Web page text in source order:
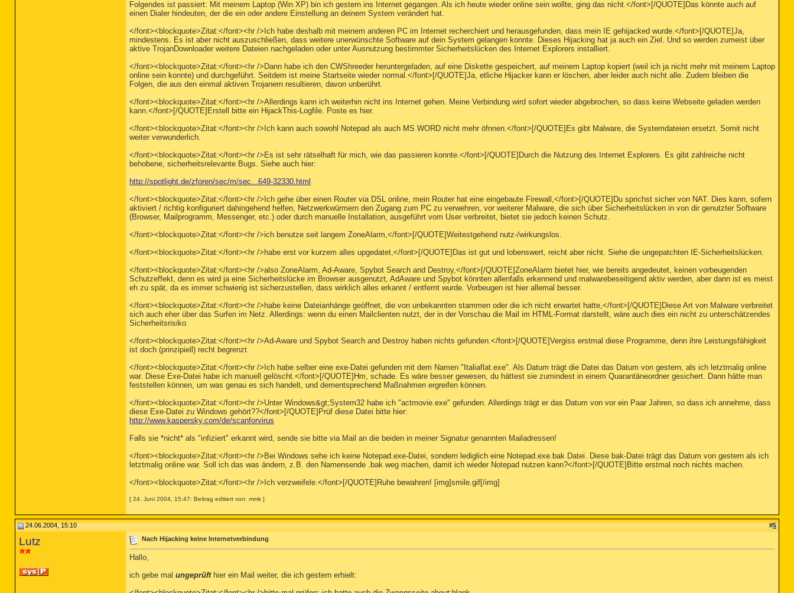
Folgendes ist passiert: Mit meinem Laptop (Win XP) bin ich gestern ins Internet gegangen. Als ich heute wieder online sein wollte, ging das nicht.</font>[/QUOTE]Das könnte auch auf
einen Dialer hindeuten, der die ein oder andere Einstellung an deinem System verändert hat.
</font><blockquote>Zitat:</font><hr />Ich habe deshalb mit meinem anderen PC im Internet recherchiert und herausgefunden, dass mein IE gehijacked wurde.</font>[/QUOTE]Ja,
mindestens. Es ist aber nicht auszuschließen, dass weitere unerwünschte Software auf dein System gelangen konnte. Dieses Hijacking hat ja auch ein Ziel. Und so werden zumeist über
aktive TrojanDownloader weitere Dateien nachgeladen oder unter Ausnutzung bestimmter Sicherheitslücken des Internet Explorers installiert.
</font><blockquote>Zitat:</font><hr />Dann habe ich den CWShreeder heruntergeladen, auf eine Diskette gespeichert, auf meinem Laptop kopiert (weil ich ja nicht mehr mit meinem Laptop
online sein konnte) und durchgeführt. Seitdem ist meine Startseite wieder normal.</font>[/QUOTE]Ja, etliche Hijacker kann er löschen, aber leider auch nicht alle. Zudem bleiben die
Folgen, die aus den einmal aktiven Trojanern resultieren, davon unberührt.
</font><blockquote>Zitat:</font><hr />Allerdings kann ich weiterhin nicht ins Internet gehen. Meine Verbindung wird sofort wieder abgebrochen, so dass keine Webseite geladen werden
kann.</font>[/QUOTE]Erstell bitte ein HijackThis-Logfile. Poste es hier.
</font><blockquote>Zitat:</font><hr />Ich kann auch sowohl Notepad als auch MS WORD nicht mehr öfnnen.</font>[/QUOTE]Es gibt Malware, die Systemdateien ersetzt. Somit nicht
weiter verwunderlich.
</font><blockquote>Zitat:</font><hr />Es ist sehr rätselhaft für mich, wie das passieren konnte.</font>[/QUOTE]Durch die Nutzung des Internet Explorers. Es gibt zahlreiche nicht
behobene, sicherheitsrelevante Bugs. Siehe auch hier:
http://spotlight.de/zforen/sec/m/sec...649-32330.html
</font><blockquote>Zitat:</font><hr />Ich gehe über einen Router via DSL online, mein Router hat eine eingebaute Firewall,</font>[/QUOTE]Du sprichst sicher von NAT. Dies kann, sofern
aktiviert / richtig konfiguriert dahingehend helfen, Netzwerkwürmern den Zugang zum PC zu verwehren, vor weiterer Malware, die sich über Sicherheitslücken in von dir genutzter Software
(Browser, Mailprogramm, Messenger, etc.) oder durch manuelle Installation, ausgeführt vom User verbreitet, bietet sie jedoch keinen Schutz.
</font><blockquote>Zitat:</font><hr />ich benutze seit langem ZoneAlarm,</font>[/QUOTE]Weitestgehend nutz-/wirkungslos.
</font><blockquote>Zitat:</font><hr />habe erst vor kurzem alles upgedatet,</font>[/QUOTE]Das ist gut und lobenswert, reicht aber nicht. Siehe die ungepatchten IE-Sicherheitslücken.
</font><blockquote>Zitat:</font><hr />also ZoneAlarm, Ad-Aware, Spybot Search and Destroy,</font>[/QUOTE]ZoneAlarm bietet hier, wie bereits angedeutet, keinen vorbeugenden
Schutzeffekt, denn es wird ja eine Sicherheitslücke im Browser ausgenutzt, AdAware und Spybot könnten allenfalls erkennend und malwarebeseitigend aktiv werden, aber dann ist es meist
eh zu spät, da es immer schwierig ist sicherzustellen, dass wirklich alles erkannt / entfernt wurde. Vorbeugen ist hier allemal besser.
</font><blockquote>Zitat:</font><hr />habe keine Dateianhänge geöffnet, die von unbekannten stammen oder die ich nicht erwartet hatte,</font>[/QUOTE]Diese Art von Malware verbreitet
sich auch eher über das Surfen im Netz. Allerdings: wenn du einen Mailclienten nutzt, der in der Vorschau die Mail im HTML-Format darstellt, wäre auch dies ein nicht zu unterschätzendes
Sicherheitsrisiko.
</font><blockquote>Zitat:</font><hr />Ad-Aware und Spybot Search and Destroy haben nichts gefunden.</font>[/QUOTE]Vergiss erstmal diese Programme, denn ihre Leistungsfähigkeit
ist doch (prinzipiell) recht begrenzt.
</font><blockquote>Zitat:</font><hr />Ich habe selber eine exe-Datei gefunden mit dem Namen "Italiaflat.exe". Als Datum trägt die Datei das Datum von gestern, als ich letztmalig online
war. Diese Exe-Datei habe ich manuell gelöscht.</font>[/QUOTE]Hm, schade. Es wäre besser gewesen, du hättest sie zumindest in einem Quarantäneordner gesichert. Dann hätte man
feststellen können, um was genau es sich handelt, und dementsprechend Maßnahmen ergreifen können.
</font><blockquote>Zitat:</font><hr />Unter Windows&gt;System32 habe ich "actmovie.exe" gefunden. Allerdings trägt er das Datum von vor ein Paar Jahren, so dass ich annehme, dass
diese Exe-Datei zu Windows gehört??</font>[/QUOTE]Prüf diese Datei bitte hier:
http://www.kaspersky.com/de/scanforvirus
Falls sie *nicht* als "infiziert" erkannt wird, sende sie bitte via Mail an die beiden in meiner Signatur genannten Mailadressen!
</font><blockquote>Zitat:</font><hr />Bei Windows sehe ich keine Notepad.exe-Datei, sondern lediglich eine Notepad.exe.bak Datei. Diese bak-Datei trägt das Datum von gestern als ich
letztmalig online war. Soll ich das was ändern, z.B. den Namensende .bak weg machen, damit ich wieder Notepad nutzen kann?</font>[/QUOTE]Bitte erstmal noch nichts machen.
</font><blockquote>Zitat:</font><hr />Ich verzweifele.</font>[/QUOTE]Ruhe bewahren! [img]smile.gif[/img]
[ 24. Juni 2004, 15:47: Beitrag editiert von: mmk ]
24.06.2004, 15:10 #5
Lutz Nach Hijacking keine Internetverbindung
Hallo,
ich gebe mal ungeprüfthier ein Mail weiter, die ich gestern erhielt: